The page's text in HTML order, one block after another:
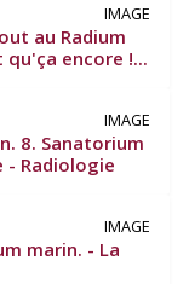
IMAGE
au Radium
qu'ça encore !...
IMAGE
8. Sanatorium
- Radiologie
IMAGE
marin. - La